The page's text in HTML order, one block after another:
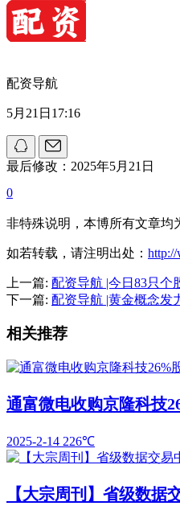
配资导航
5月21日17:16
最后修改：2025年5月21日
0
非特殊说明，本博所有文章均
如若转载，请注明出处： http://
上一篇: 配资导航 |今日83只个
下一篇: 配资导航 |黄金概念发
相关推荐
通富微电收购京隆科技
2025-2-14 226℃
【大宗周刊】省级数据